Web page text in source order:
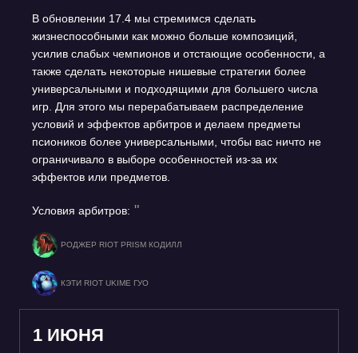
В обновлении 17.4 мы стремимся сделать
жизнеспособными как можно больше композиций,
усилив слабых чемпионов и отстающие особенности, а
также сделать некоторые нишевые стратегии более
универсальными и подходящими для большего числа
игр. Для этого мы перерабатываем распределение
условий и эффектов арбитров и делаем предметы
псиоников более универсальными, чтобы вас ничто не
ограничивало в выборе особенностей из-за их
эффектов или предметов.
Условия арбитров:
РОДЖЕР RIOT PRISM КОДИЛЛ
КЭТИ RIOT UKIME ГУО
1 ИЮНЯ